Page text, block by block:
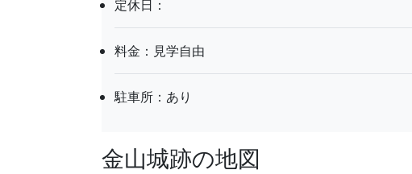
定休日：
料金：見学自由
駐車所：あり
金山城跡の地図